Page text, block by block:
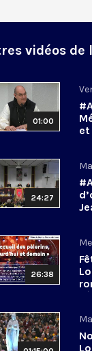
vidéos de
01:00
et
24:27
26:38